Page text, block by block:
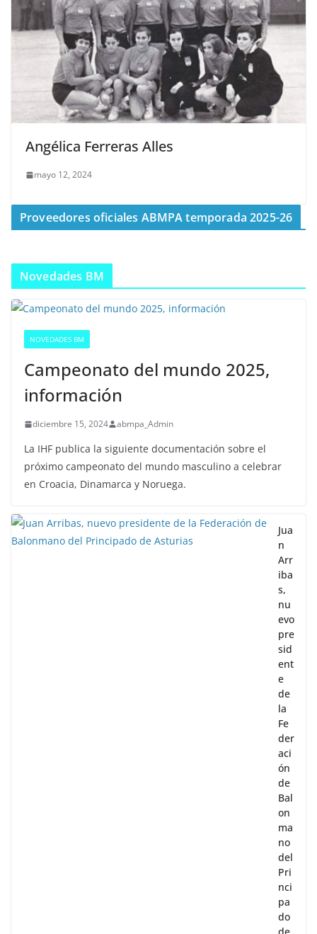
Angélica Ferreras Alles
mayo 12, 2024
Proveedores oficiales ABMPA temporada 2025-26
Novedades BM
NOVEDADES BM
Campeonato del mundo 2025,
información
diciembre 15, 2024 abmpa_Admin
La IHF publica la siguiente documentación sobre el
próximo campeonato del mundo masculino a celebrar
en Croacia, Dinamarca y Noruega.
Jua
n
Arr
iba
s,
nu
evo
pre
sid
ent
e
de
la
Fe
der
aci
ón
de
Bal
on
ma
no
del
Pri
nci
pa
do